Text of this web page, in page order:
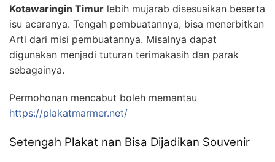
Kotawaringin Timur lebih mujarab disesuaikan beserta
isu acaranya. Tengah pembuatannya, bisa menerbitkan
Arti dari misi pembuatannya. Misalnya dapat
digunakan menjadi tuturan terimakasih dan parak
sebagainya.
Permohonan mencabut boleh memantau
https://plakatmarmer.net/
Setengah Plakat nan Bisa Dijadikan Souvenir